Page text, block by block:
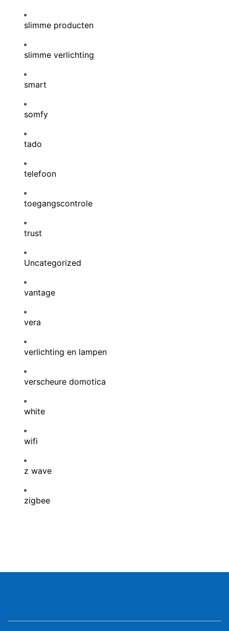
slimme producten
slimme verlichting
smart
somfy
tado
telefoon
toegangscontrole
trust
Uncategorized
vantage
vera
verlichting en lampen
verscheure domotica
white
wifi
z wave
zigbee